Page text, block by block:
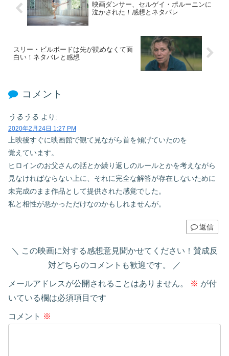
映画ダンサー、セルゲイ・ポルーニンに
泣かされた！感想とネタバレ
スリー・ビルボードは先が読めなくて面
白い！ネタバレと感想
コメント
うるうる より:
2020年2月24日 1:27 PM
上映後すぐに映画館で観て見ながら首を傾げていたのを
覚えています。
ヒロインのお父さんの話とか繰り返しのルールとかを考えながら
見なければならない上に、それに完全な解答が存在しないために
未完成のまま作品として提供された感覚でした。
私と相性が悪かっただけなのかもしれませんが。
返信
この映画に対する感想意見聞かせてください！賛成反
対どちらのコメントも歓迎です。
メールアドレスが公開されることはありません。 ※ が付
いている欄は必須項目です
コメント ※